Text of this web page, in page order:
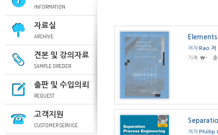
INFORMATION
자료실
ARCHIVE
견본 및 강의자료
SAMPLE OREDER
출판 및 수입의뢰
REQUEST
고객지원
CUSTOMER SERVICE
저자 Rao 저
가격 ₩-
저자 Phillip